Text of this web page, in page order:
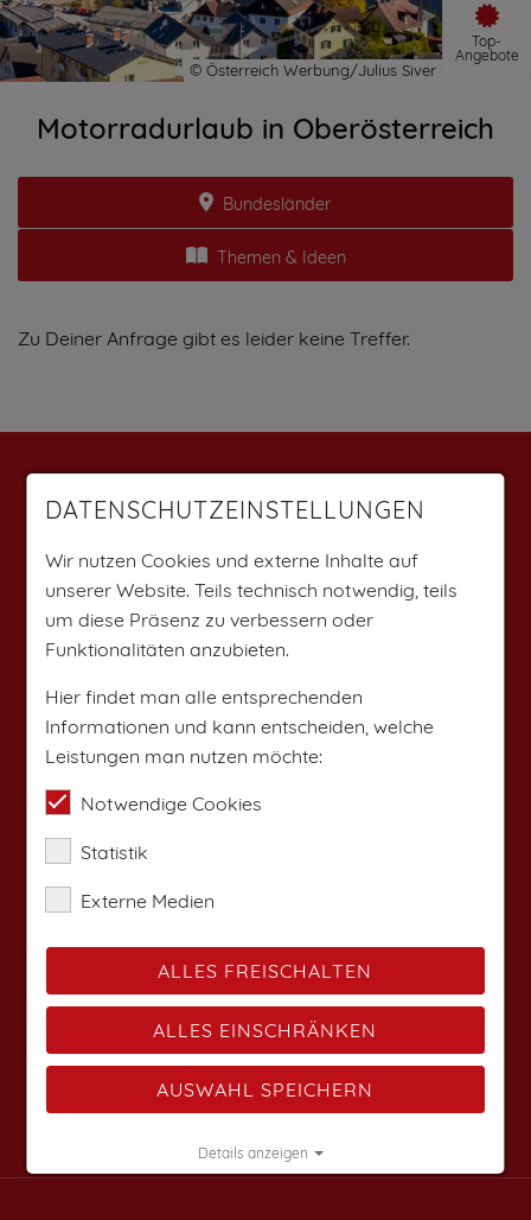
Top-
Angebote
Motorradurlaub in Oberösterreich
Bundesländer
Themen & Ideen
Zu Deiner Anfrage gibt es leider keine Treffer.
DATENSCHUTZEINSTELLUNGEN
Wir nutzen Cookies und externe Inhalte auf
unserer Website. Teils technisch notwendig, teils
um diese Präsenz zu verbessern oder
Funktionalitäten anzubieten.
Hier findet man alle entsprechenden
Informationen und kann entscheiden, welche
Leistungen man nutzen möchte:
Notwendige Cookies
Statistik
Externe Medien
ALLES FREISCHALTEN
ALLES EINSCHRÄNKEN
AUSWAHL SPEICHERN
Details anzeigen